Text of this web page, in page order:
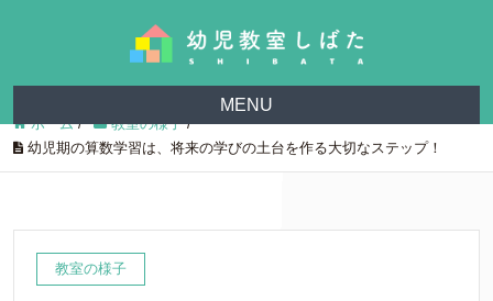
MENU
ホーム/ 教室の様子/
幼児期の算数学習は、将来の学びの土台を作る大切なステップ！
教室の様子